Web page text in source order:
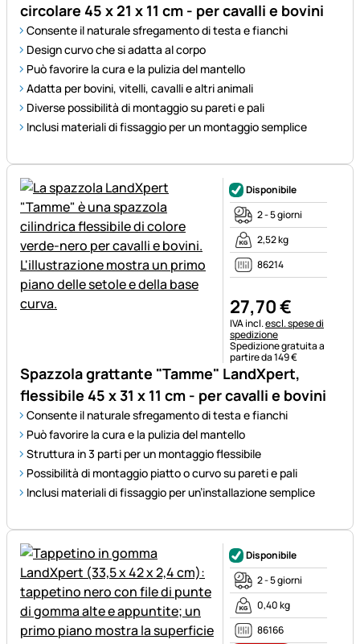
circolare 45 x 21 x 11 cm - per cavalli e bovini
Consente il naturale sfregamento di testa e fianchi
Design curvo che si adatta al corpo
Può favorire la cura e la pulizia del mantello
Adatta per bovini, vitelli, cavalli e altri animali
Diverse possibilità di montaggio su pareti e pali
Inclusi materiali di fissaggio per un montaggio semplice
Spazzola grattante "Tamme" LandXpert,
flessibile 45 x 31 x 11 cm - per cavalli e bovini
Consente il naturale sfregamento di testa e fianchi
Può favorire la cura e la pulizia del mantello
Struttura in 3 parti per un montaggio flessibile
Possibilità di montaggio piatto o curvo su pareti e pali
Inclusi materiali di fissaggio per un’installazione semplice
Disponibile
2 - 5 giorni
2,52 kg
86214
27,70€
Informazioni fiscali:
IVA incl.escl. spese di
spedizione
Spedizione gratuita a
partire da 149 €
Disponibile
2 - 5 giorni
0,40 kg
86166